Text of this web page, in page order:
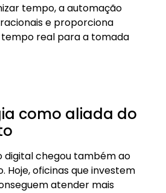
tempo, a automação
e proporciona
real para a tomada
como aliada do
digital chegou também ao
Hoje, oficinas que investem
atender mais